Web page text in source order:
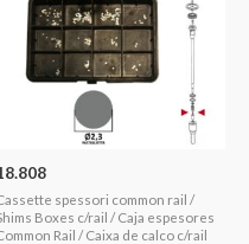
spessori common rail /
Boxes c/rail / Caja espesores
Rail / Caixa de calco c/rail